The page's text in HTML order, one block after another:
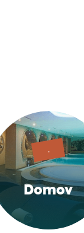
Domov
.